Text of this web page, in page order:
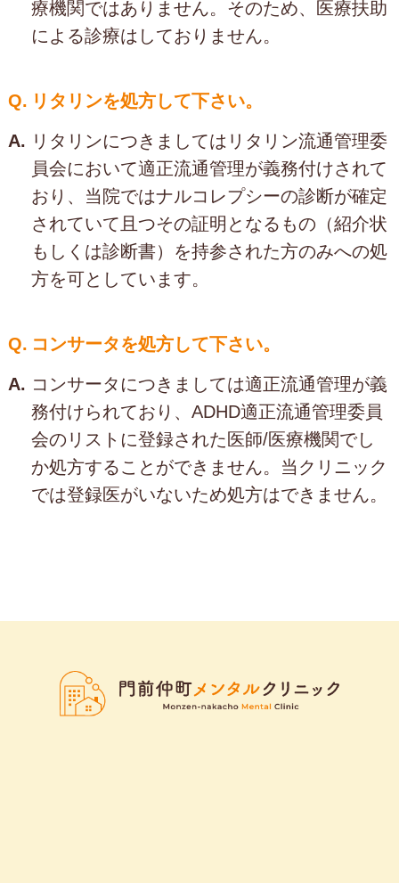
療機関ではありません。そのため、医療扶助
による診療はしておりません。
Q. リタリンを処方して下さい。
A. リタリンにつきましてはリタリン流通管理委
員会において適正流通管理が義務付けされて
おり、当院ではナルコレプシーの診断が確定
されていて且つその証明となるもの（紹介状
もしくは診断書）を持参された方のみへの処
方を可としています。
Q. コンサータを処方して下さい。
A. コンサータにつきましては適正流通管理が義
務付けられており、ADHD適正流通管理委員
会のリストに登録された医師/医療機関でし
か処方することができません。当クリニック
では登録医がいないため処方はできません。